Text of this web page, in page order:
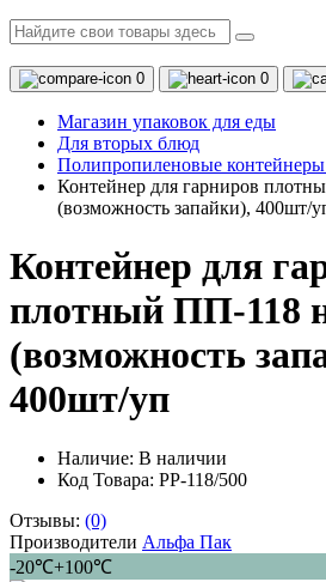
0 0
Магазин упаковок для еды
Для вторых блюд
Полипропиленовые контейнеры
Контейнер для гарниров
(возможность запайки), 400шт/
Контейнер для
плотный ПП-118
(возможность
400шт/уп
Наличие: В наличии
Код Товара: PP-118/500
Отзывы: (0)
Производители Альфа Пак
-20℃+100℃